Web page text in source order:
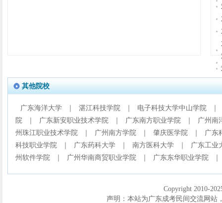
其他院校
广东海洋大学 湛江科技学院 电子科技大学中山学院
院
广东新安职业技术学院 广东南方职业学院
广州南
州珠江职业技术学院
广州南方学院 肇庆医学院
广东
科技职业学院
广东药科大学 南方医科大学
广东工业
州软件学院
广州华南商贸职业学院 广东东华职业学院
Copyright 2010-
声明：本站为广东成考民间交流网站